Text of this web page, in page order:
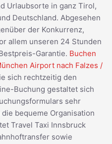
Urlaubsorte in ganz Tirol,
Deutschland. Abgesehen
der Konkurrenz,
allem unseren 24 Stunden
Garantie. Buchen
Airport nach Falzes /
sich rechtzeitig den
Buchung gestaltet sich
sehr
bequeme Organisation
Travel Taxi Innsbruck
sowie